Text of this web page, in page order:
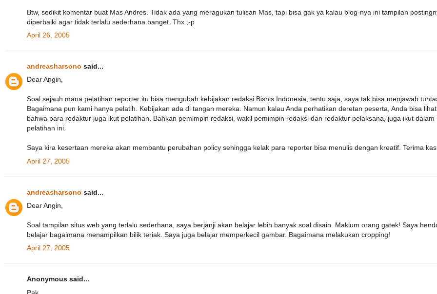
Btw, sedikit komentar buat Mas Andres. Tidak ada yang meragukan tulisan Mas, tapi bisa gak ya kalau blog-nya ini tampilan
diperbaiki agar tidak terlalu sederhana banget. Thx ;-p
April 26, 2005
andreasharsono said...
Dear Angin,
Soal sejauh mana pelatihan reporter itu bisa mengubah kebijakan redaksi Bisnis Indonesia, tentu saja, saya tak bisa menjawab
Bagaimana pun kami hanya pelatih. Kebijakan ada di tangan mereka. Namun kalau Anda perhatikan deretan peserta, Anda bisa lihat
bahwa para redaktur juga ikut pelatihan. Bahkan pemimpin redaksi, wakil pemimpin redaksi dan redaktur pelaksana, juga ikut dalam
pelatihan ini.
Saya kira kesertaan mereka akan membantu perubahan policy sehingga kelak para reporter bisa menulis dengan kreatif. Terima
April 27, 2005
andreasharsono said...
Dear Angin,
Soal tampilan situs web yang terlalu sederhana, saya berjanji akan belajar lebih banyak soal disain. Maklum orang gatek! Saya
belajar bagaimana menampilkan bilik teriak. Saya juga belajar memperkecil gambar. Bagaimana melakukan cropping!
April 27, 2005
Anonymous said...
Pak....